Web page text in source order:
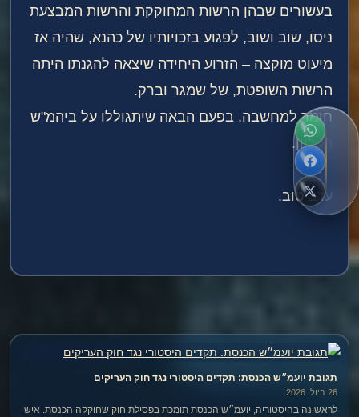
בעשורים שבהן הרשות המחוקקת והרשות המבצעת
ניסו, שוב ושוב, לפגוע בזכויותיו של כהנא, שהיה אז
מיעוט מוקצה – הזרוע היחידה שיצאה להגנתו היתה
הרשות השופטת, של שמגר וברק.
חומר למחשבה, בפעם הבאה שיתגוללו על ביהמ"ש
העליון.
ערב טוב.
תגובת יועמ״ש הכנסת: תקדים היסטורי נגד חוק העריקים
26 ביולי 2026
לראשונה בהיסטוריה, יועמ״ש הכנסת תומכת בפסילת חוק שחוקקה הכנסת. איש